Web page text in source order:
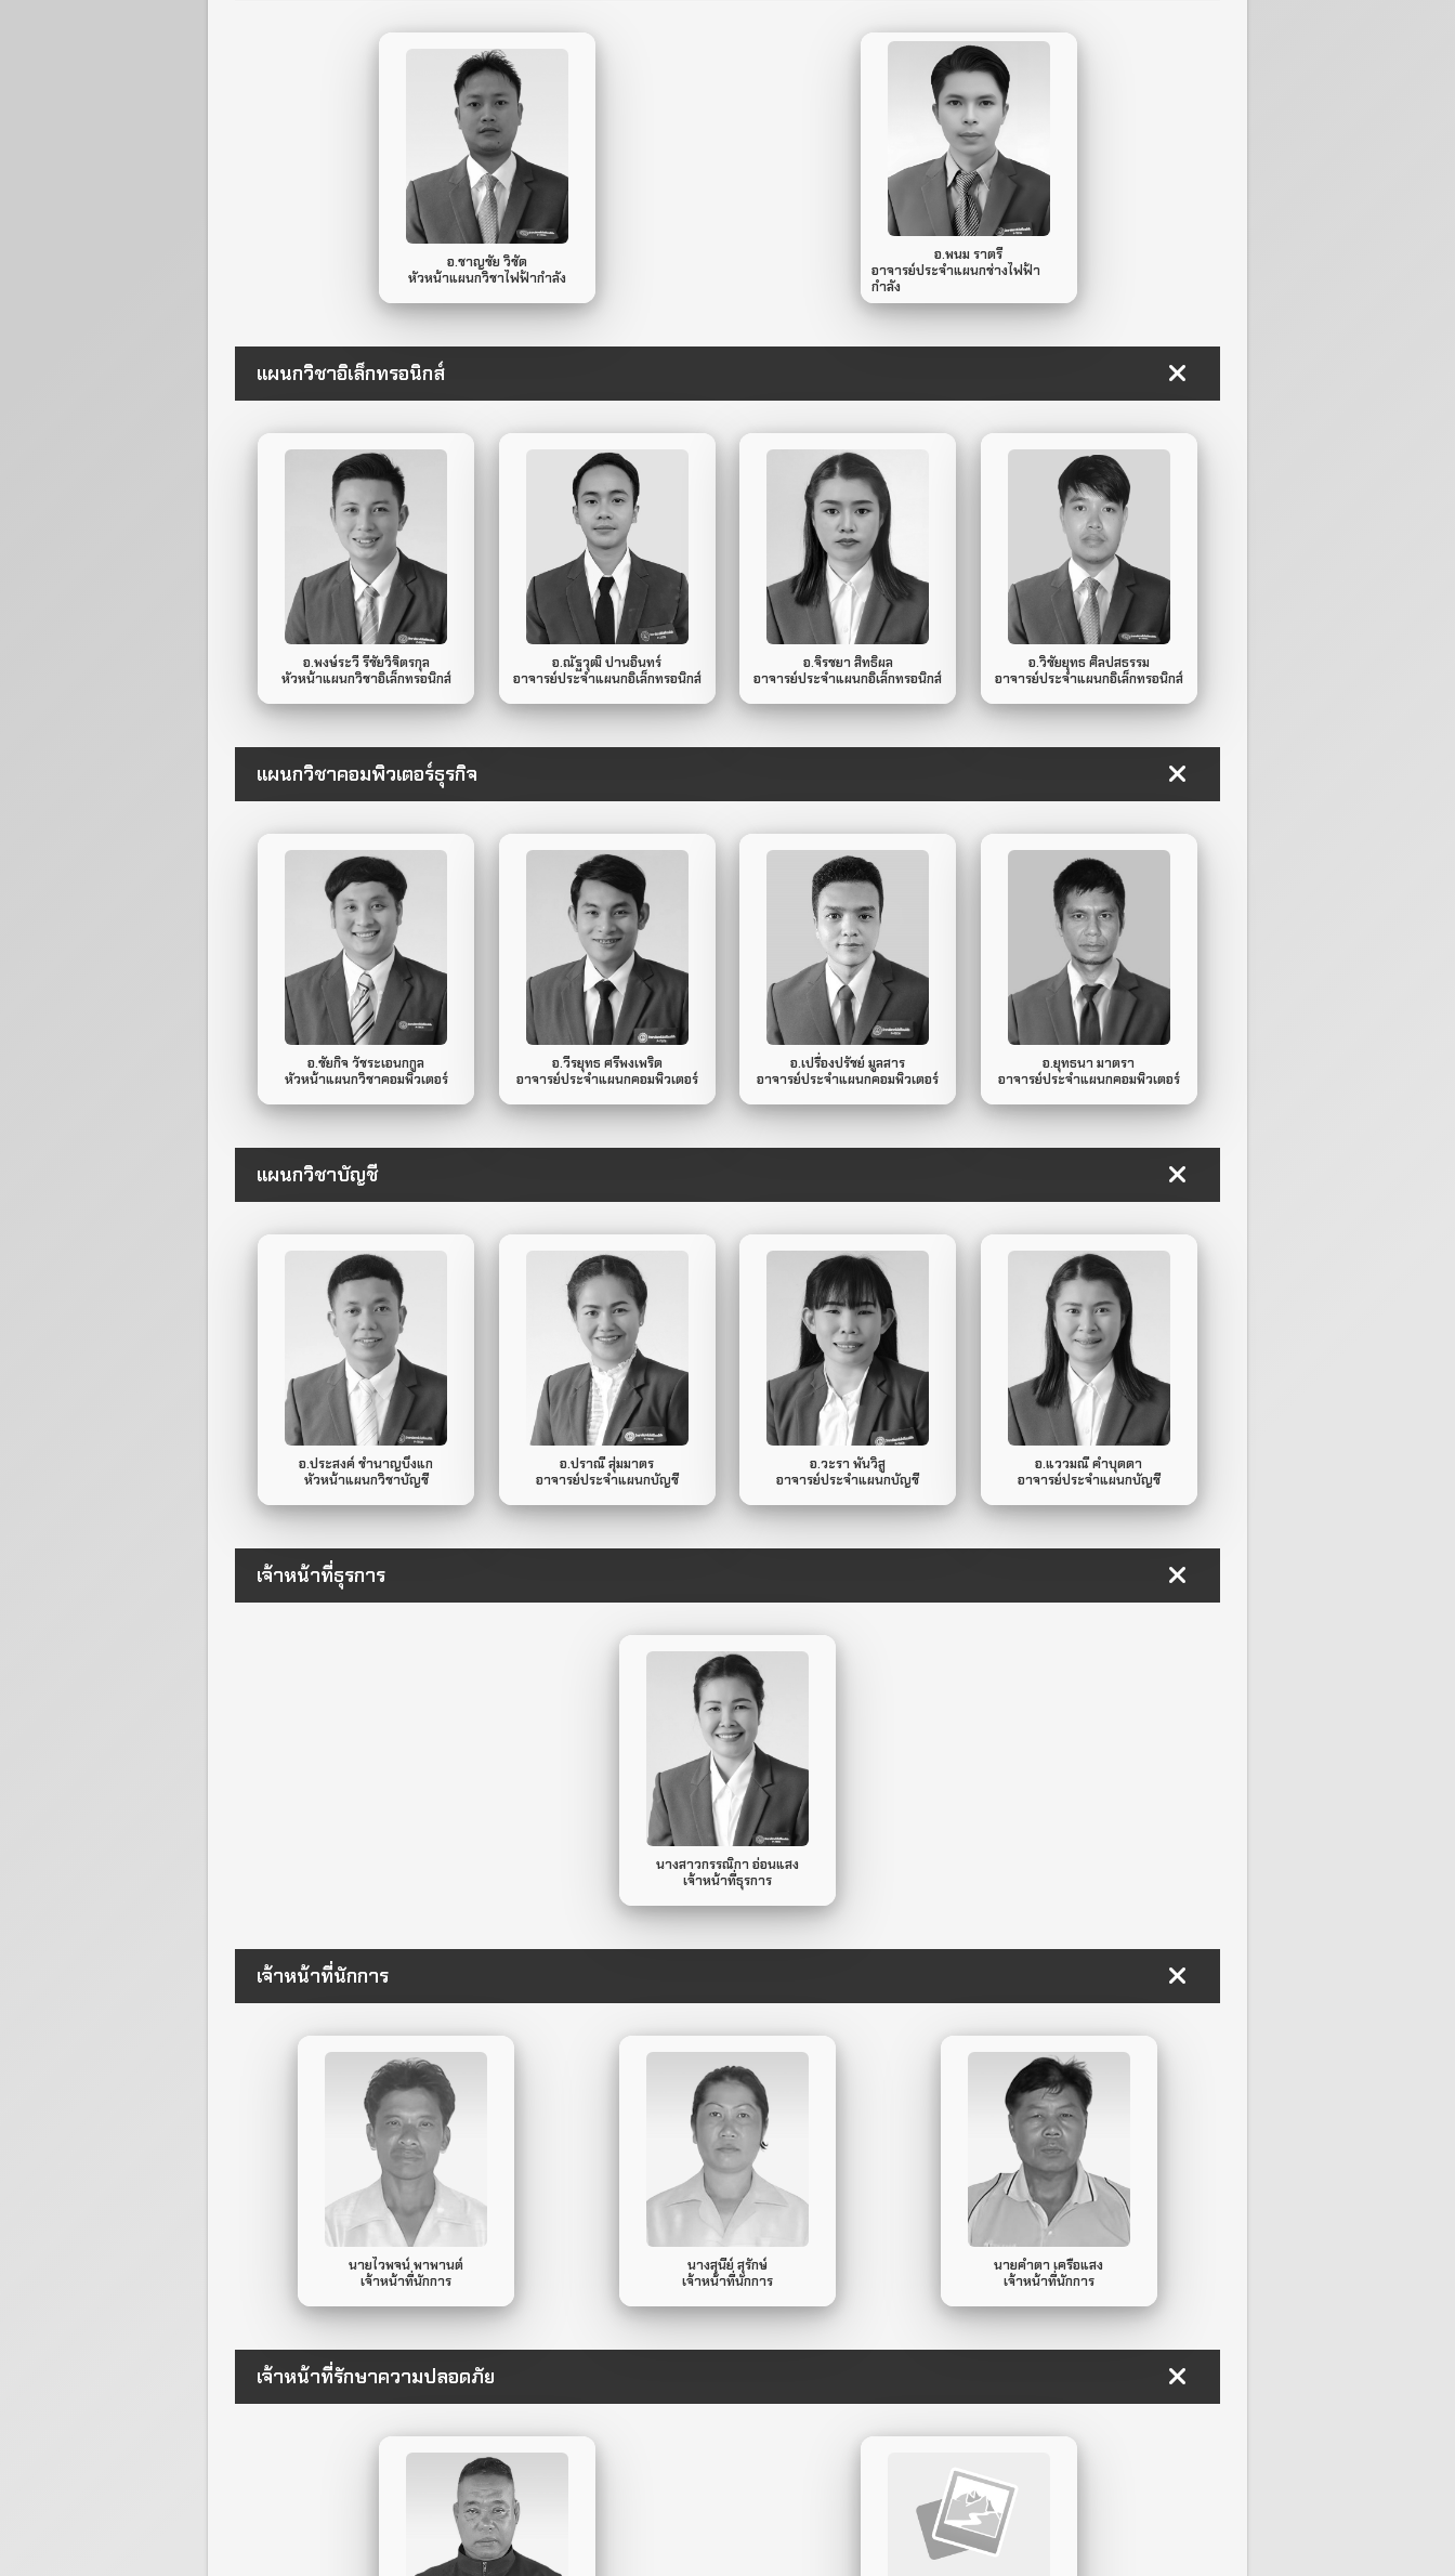
อ.ชาญชัย วิชัด
หัวหน้าแผนกวิชาไฟฟ้ากำลัง
085-757-8266
Mobile Phone.
ไม่มี
Line ID.
อ.พนม ราตรี
อาจารย์ประจำแผนกช่างไฟฟ้า
กำลัง
091-719-1811
Mobile Phone.
ไม่มี
Line ID.
แผนกวิชาอิเล็กทรอนิกส์
อ.พงษ์ระวี รีชัยวิจิตรกุล
หัวหน้าแผนกวิชาอิเล็กทรอนิกส์
096-994-8376
Mobile Phone.
ไม่มี
Line ID.
อ.ณัฐวุฒิ ปานอินทร์
อาจารย์ประจำแผนกอิเล็กทรอนิกส์
098-746-3902
Mobile Phone.
ไม่มี
Line ID.
อ.จิรชยา สิทธิผล
อาจารย์ประจำแผนกอิเล็กทรอนิกส์
088-657-6166
Mobile Phone.
ไม่มี
Line ID.
อ.วิชัยยุทธ ศิลปสธรรม
อาจารย์ประจำแผนกอิเล็กทรอนิกส์
ไม่มี
Mobile Phone.
Line ID.
แผนกวิชาคอมพิวเตอร์ธุรกิจ
อ.ชัยกิจ วัชระเอนกกูล
หัวหน้าแผนกวิชาคอมพิวเตอร์
097-314-9393
Mobile Phone.
ไม่มี
Line ID.
อ.วีรยุทธ ศรีพงเพริด
อาจารย์ประจำแผนกคอมพิวเตอร์
066-145-1553
Mobile Phone.
ไม่มี
Line ID.
อ.เปรื่องปรัชย์ มูลสาร
อาจารย์ประจำแผนกคอมพิวเตอร์
094-106-5116
Mobile Phone.
ไม่มี
Line ID.
อ.ยุทธนา มาตรา
อาจารย์ประจำแผนกคอมพิวเตอร์
084-934-4950
Mobile Phone.
ไม่มี
Line ID.
แผนกวิชาบัญชี
อ.ประสงค์ ชำนาญบึงแก
หัวหน้าแผนกวิชาบัญชี
095-945-0745
Mobile Phone.
ไม่มี
Line ID.
อ.ปราณี สุ่มมาตร
อาจารย์ประจำแผนกบัญชี
086-226-4368
Mobile Phone.
ไม่มี
Line ID.
อ.วะรา พันวิสู
อาจารย์ประจำแผนกบัญชี
082-083-2697
Mobile Phone.
ไม่มี
Line ID.
อ.แววมณี คำบุดดา
อาจารย์ประจำแผนกบัญชี
086-436-3893
Mobile Phone.
ไม่มี
Line ID.
เจ้าหน้าที่ธุรการ
นางสาวกรรณิกา อ่อนแสง
เจ้าหน้าที่ธุรการ
082-295-6559
Mobile Phone.
ไม่มี
Line ID.
เจ้าหน้าที่นักการ
นายไวพจน์ พาพานต์
เจ้าหน้าที่นักการ
089-941-0442
Mobile Phone.
ไม่มี
Line ID.
นางสุนีย์ สุรักษ์
เจ้าหน้าที่นักการ
087-213-2399
Mobile Phone.
ไม่มี
Line ID.
นายคำตา เครือแสง
เจ้าหน้าที่นักการ
ไม่มี
Mobile Phone.
ไม่มี
Line ID.
เจ้าหน้าที่รักษาความปลอดภัย
Mobile Phone.
088-312-0225
Mobile Phone.